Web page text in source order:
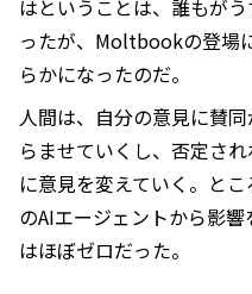
はということは、誰もが
ったが、Moltbookの登場
らかになったのだ。
人間は、自分の意見に賛
らませていくし、否定さ
に意見を変えていく。と
のAIエージェントから影
はほぼゼロだった。